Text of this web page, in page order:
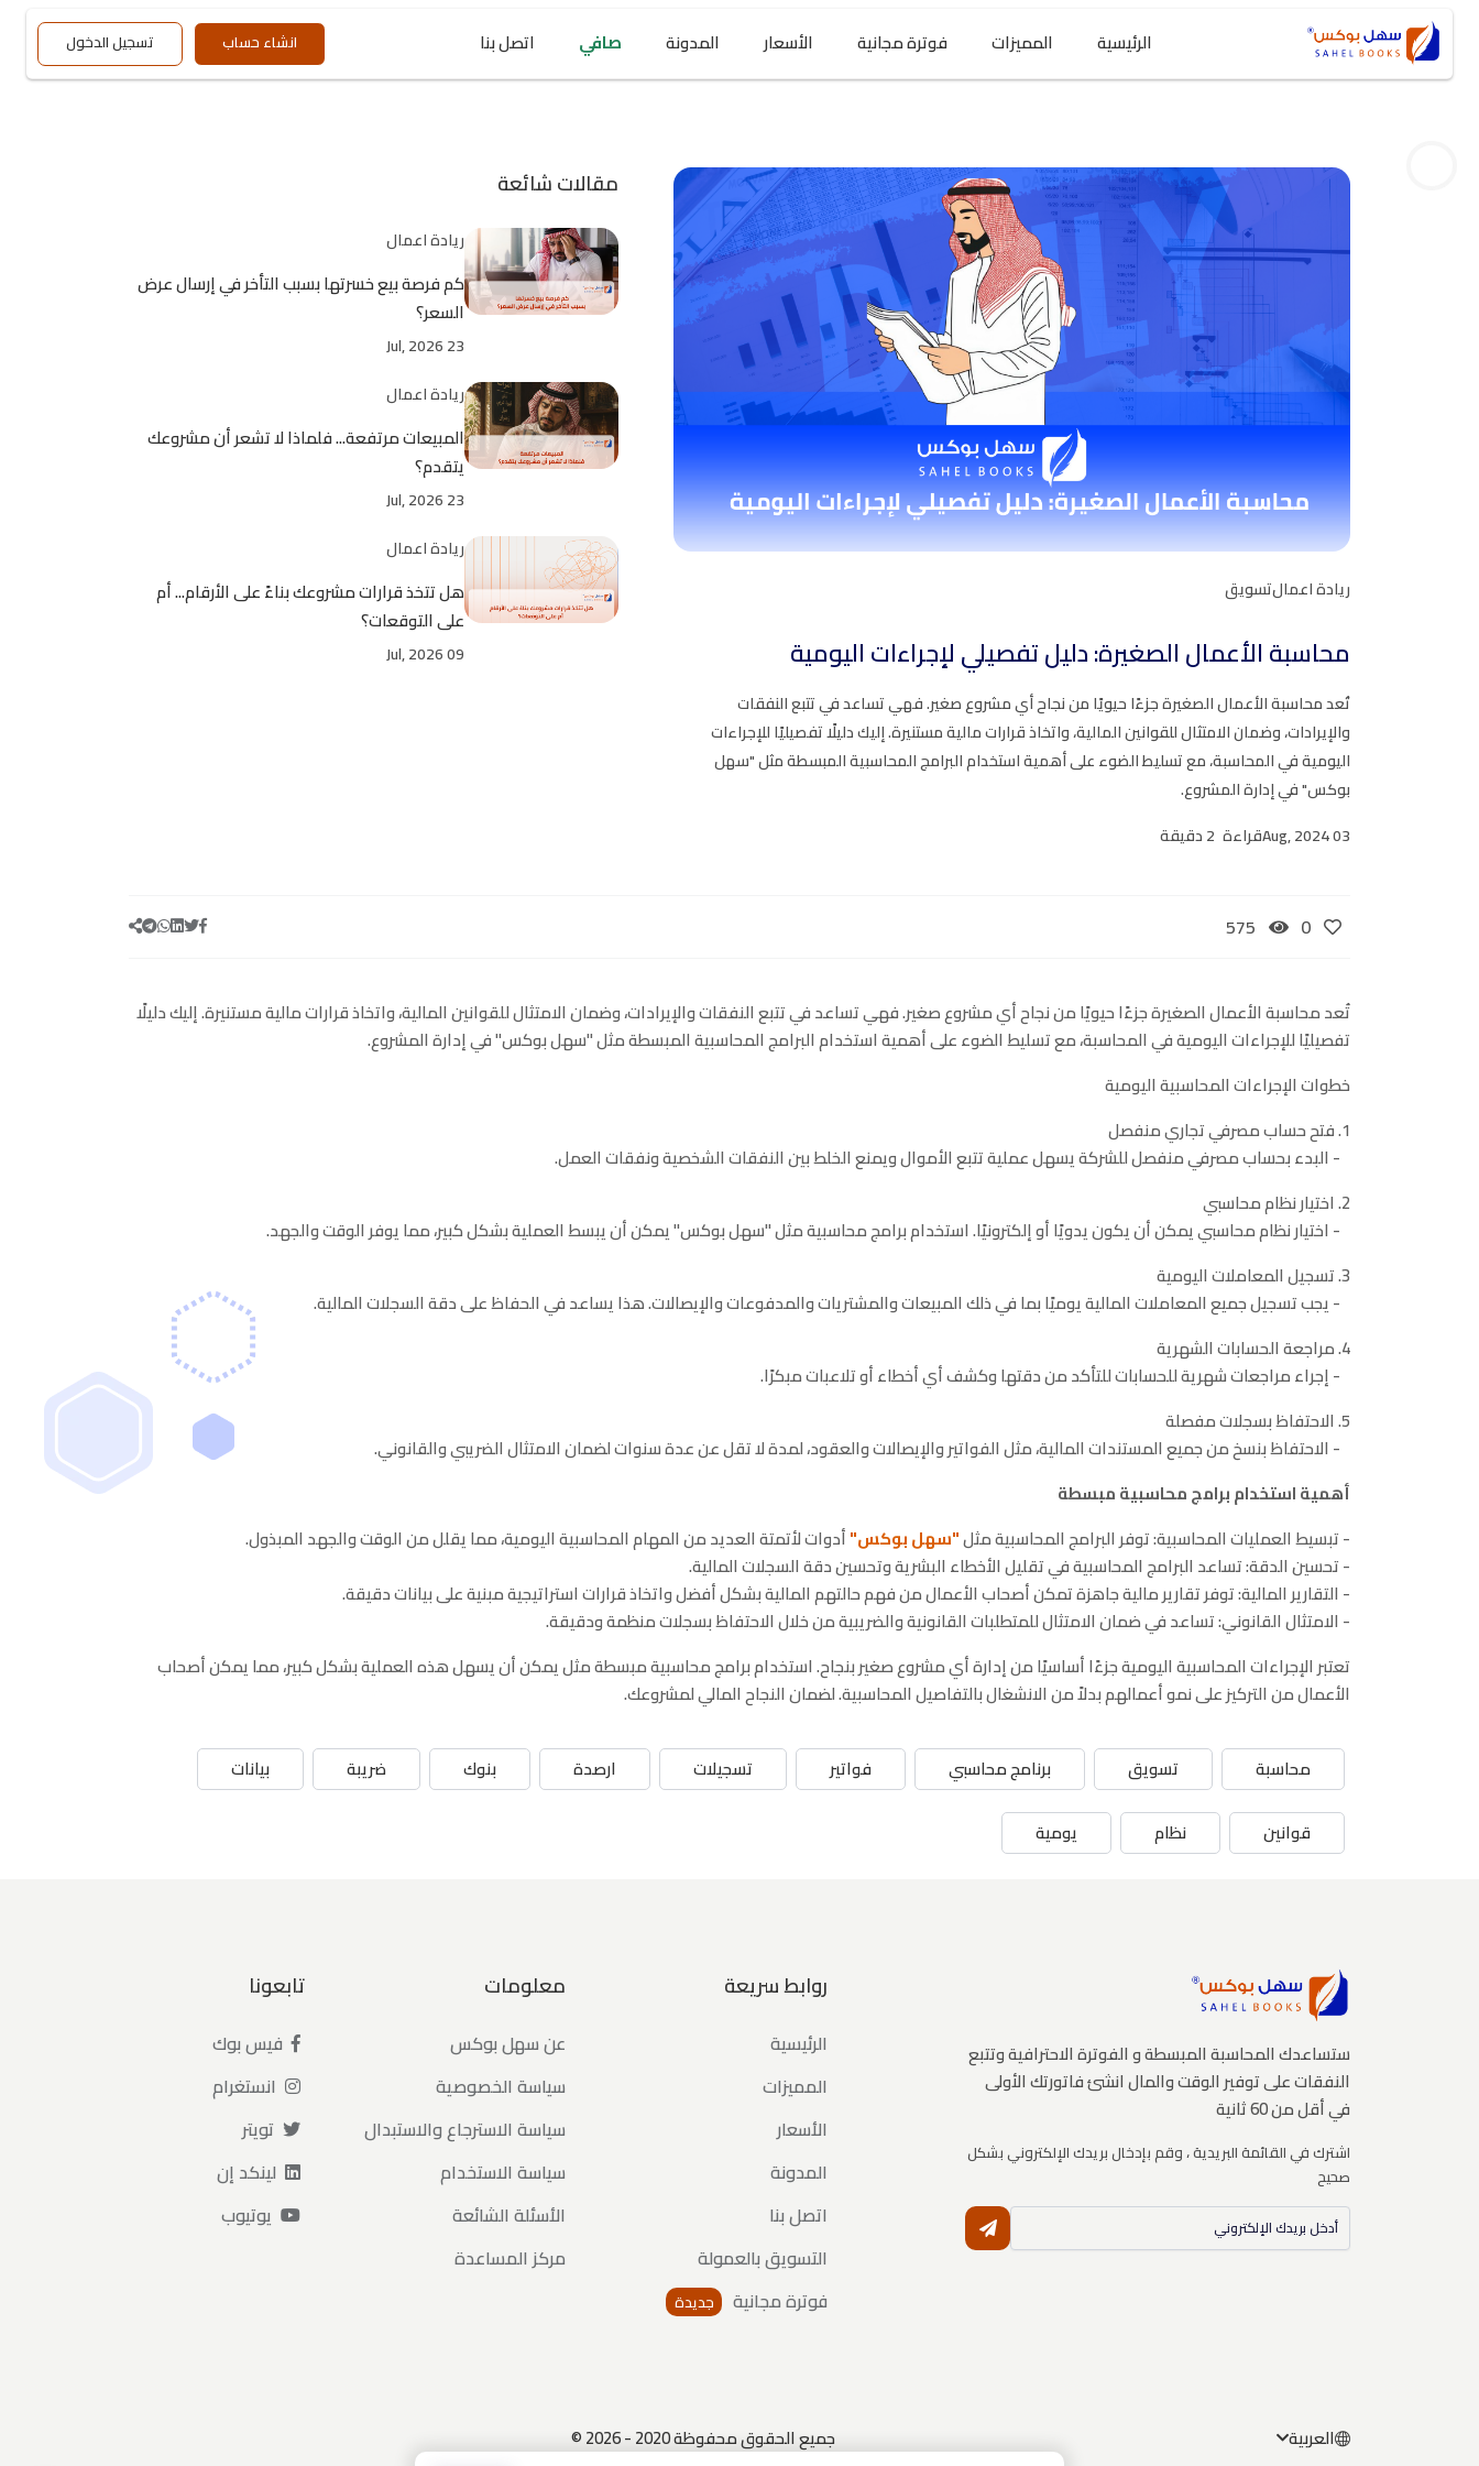
الرئيسية المميزات فوترة مجانية الأسعار المدونة صافي اتصل بنا انشاء حساب تسجيل الدخول
ريادة اعمالتسويق
محاسبة الأعمال الصغيرة: دليل تفصيلي لإجراءات اليومية
تُعد محاسبة الأعمال الصغيرة جزءًا حيويًا من نجاح أي مشروع صغير. فهي تساعد في تتبع النفقات
والإيرادات، وضمان الامتثال للقوانين المالية، واتخاذ قرارات مالية مستنيرة. إليك دليلًا تفصيليًا للإجراءات
اليومية في المحاسبة، مع تسليط الضوء على أهمية استخدام البرامج المحاسبية المبسطة مثل "سهل
بوكس" في إدارة المشروع.
03 Aug, 2024
قراءة 2 دقيقة
تُعد محاسبة الأعمال الصغيرة جزءًا حيويًا من نجاح أي مشروع صغير. فهي تساعد في تتبع النفقات والإيرادات، وضمان الامتثال للقوانين المالية، واتخاذ قرارات مالية مستنيرة. إليك دليلًا
تفصيليًا للإجراءات اليومية في المحاسبة، مع تسليط الضوء على أهمية استخدام البرامج المحاسبية المبسطة مثل "سهل بوكس" في إدارة المشروع.
خطوات الإجراءات المحاسبية اليومية
1. فتح حساب مصرفي تجاري منفصل
- البدء بحساب مصرفي منفصل للشركة يسهل عملية تتبع الأموال ويمنع الخلط بين النفقات الشخصية ونفقات العمل.
2. اختيار نظام محاسبي
- اختيار نظام محاسبي يمكن أن يكون يدويًا أو إلكترونيًا. استخدام برامج محاسبية مثل "سهل بوكس" يمكن أن يبسط العملية بشكل كبير، مما يوفر الوقت والجهد.
3. تسجيل المعاملات اليومية
- يجب تسجيل جميع المعاملات المالية يوميًا بما في ذلك المبيعات والمشتريات والمدفوعات والإيصالات. هذا يساعد في الحفاظ على دقة السجلات المالية.
4. مراجعة الحسابات الشهرية
- إجراء مراجعات شهرية للحسابات للتأكد من دقتها وكشف أي أخطاء أو تلاعبات مبكرًا.
5. الاحتفاظ بسجلات مفصلة
- الاحتفاظ بنسخ من جميع المستندات المالية، مثل الفواتير والإيصالات والعقود، لمدة لا تقل عن عدة سنوات لضمان الامتثال الضريبي والقانوني.
أهمية استخدام برامج محاسبية مبسطة
- تبسيط العمليات المحاسبية: توفر البرامج المحاسبية مثل"سهل بوكس"أدوات لأتمتة العديد من المهام المحاسبية اليومية، مما يقلل من الوقت والجهد المبذول.
- تحسين الدقة: تساعد البرامج المحاسبية في تقليل الأخطاء البشرية وتحسين دقة السجلات المالية.
- التقارير المالية: توفر تقارير مالية جاهزة تمكن أصحاب الأعمال من فهم حالتهم المالية بشكل أفضل واتخاذ قرارات استراتيجية مبنية على بيانات دقيقة.
- الامتثال القانوني: تساعد في ضمان الامتثال للمتطلبات القانونية والضريبية من خلال الاحتفاظ بسجلات منظمة ودقيقة.
تعتبر الإجراءات المحاسبية اليومية جزءًا أساسيًا من إدارة أي مشروع صغير بنجاح. استخدام برامج محاسبية مبسطة مثل يمكن أن يسهل هذه العملية بشكل كبير، مما يمكن أصحاب
الأعمال من التركيز على نمو أعمالهم بدلاً من الانشغال بالتفاصيل المحاسبية. لضمان النجاح المالي لمشروعك.
مقالات شائعة
ريادة اعمال
كم فرصة بيع خسرتها بسبب التأخر في إرسال عرض
السعر؟
23 Jul, 2026
ريادة اعمال
المبيعات مرتفعة... فلماذا لا تشعر أن مشروعك
يتقدم؟
23 Jul, 2026
ريادة اعمال
هل تتخذ قرارات مشروعك بناءً على الأرقام... أم
على التوقعات؟
09 Jul, 2026
0
575
محاسبة تسويق برنامج محاسبي فواتير تسجيلات ارصدة بنوك ضريبة
بيانات
قوانين
نظام يومية
ستساعدك المحاسبة المبسطة و الفوترة الاحترافية وتتبع
النفقات على توفير الوقت والمال انشئ فاتورتك الأولى
في أقل من 60 ثانية
اشترك في القائمة البريدية ، وقم بإدخال بريدك الإلكتروني بشكل
صحيح
النشرة البريدية
روابط سريعة
الرئيسية
المميزات
الأسعار
المدونة
اتصل بنا
التسويق بالعمولة
فوترة مجانية
جديدة
معلومات
عن سهل بوكس
سياسة الخصوصية
سياسة الاسترجاع والاستبدال
سياسة الاستخدام
الأسئلة الشائعة
مركز المساعدة
تابعونا
فيس بوك
انستغرام
تويتر
لينكد إن
يوتيوب
العربية
الانجليزية جميع الحقوق محفوظة 2020 - 2026 ©